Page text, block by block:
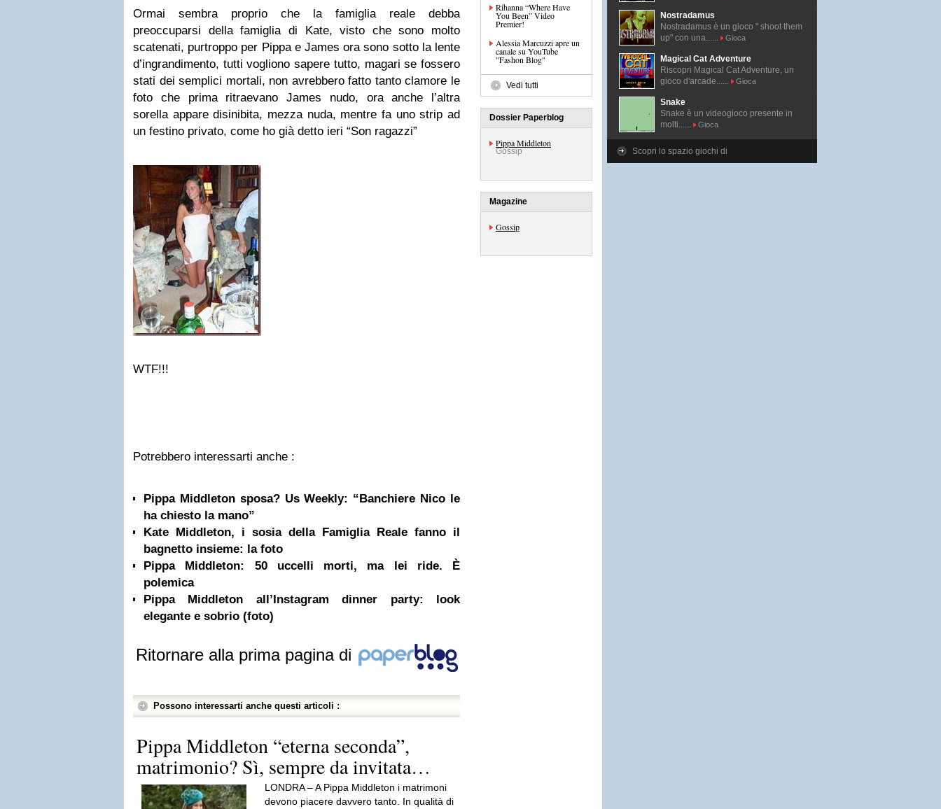
Ormai sembra proprio che la famiglia reale debba
preoccuparsi della famiglia di Kate, visto che sono molto
scatenati, purtroppo per Pippa e James ora sono sotto la lente
d’ingrandimento, tutti vogliono sapere tutto, magari se fossero
stati dei semplici mortali, non avrebbero fatto tanto clamore le
foto che prima ritraevano James nudo, ora anche l’altra
sorella appare disinibita, mezza nuda, mentre fa uno strip ad
un festino privato, come ho già detto ieri “Son ragazzi”
WTF!!!
Potrebbero interessarti anche :
Pippa Middleton sposa? Us Weekly: “Banchiere Nico le
ha chiesto la mano”
Kate Middleton, i sosia della Famiglia Reale fanno il
bagnetto insieme: la foto
Pippa Middleton: 50 uccelli morti, ma lei ride. È
polemica
Pippa Middleton all’Instagram dinner party: look
elegante e sobrio (foto)
Ritornare alla prima pagina di
Possono interessarti anche questi articoli :
Pippa Middleton “eterna seconda”,
matrimonio? Sì, sempre da invitata…
LONDRA – A Pippa Middleton i matrimoni
devono piacere davvero tanto. In qualità di
Rihanna “Where Have
You Been” Video
Premier!
Alessia Marcuzzi apre un
canale su YouTube
"Fashon Blog"
Vedi tutti
Dossier Paperblog
Pippa Middleton
Gossip
Magazine
Gossip
Nostradamus
Nostradamus è un gioco " shoot them
up" con una......
Gioca
Magical Cat Adventure
Riscopri Magical Cat Adventure, un
gioco d'arcade......
Gioca
Snake
Snake è un videogioco presente in
molti......
Gioca
Scopri lo spazio giochi di